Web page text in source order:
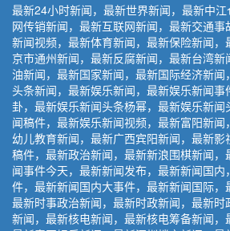
最新24小时新闻，最新世界新闻，最新中
网传销新闻，最新互联网新闻，最新交通
新闻视频，最新体育新闻，最新保险新闻
京市通州新闻，最新反腐新闻，最新台湾
油新闻，最新国家新闻，最新国际经济新
头条新闻，最新娱乐新闻，最新娱乐新闻事
卦，最新娱乐新闻头条杨幂，最新娱乐新
闻稿件，最新娱乐新闻视频，最新富阳新
幼儿教育新闻，最新广西宾阳新闻，最新
稿件，最新政治新闻，最新新浪围棋新闻
闻事件今天，最新新闻发布，最新新闻国
件，最新新闻国内大事件，最新新闻国际，
最新时事政治新闻，最新时政新闻，最新
新闻，最新核电新闻，最新核电筹备新闻，